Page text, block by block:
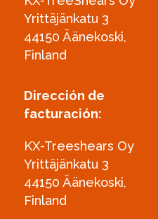
Yrittäjänkatu 3
44150 Äänekoski,
Finland
Dirección de
facturación:
KX-Treeshears Oy
Yrittäjänkatu 3
44150 Äänekoski,
Finland